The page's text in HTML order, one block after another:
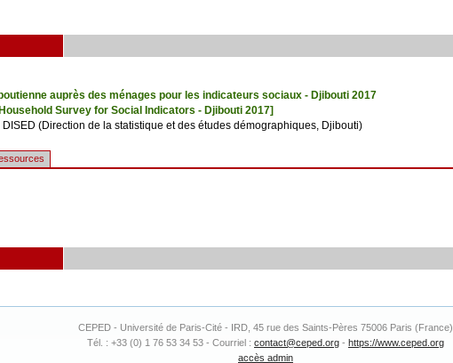
auprès des ménages pour les indicateurs sociaux - Djibouti 2017
Survey for Social Indicators - Djibouti 2017]
DISED (Direction de la statistique et des études démographiques, Djibouti)
CEPED - Université de Paris-Cité - IRD, 45 rue des Saints-Pères 75006 Paris (France)
Tél. : +33 (0) 1 76 53 34 53 - Courriel : contact@ceped.org - https://www.ceped.org
accès admin